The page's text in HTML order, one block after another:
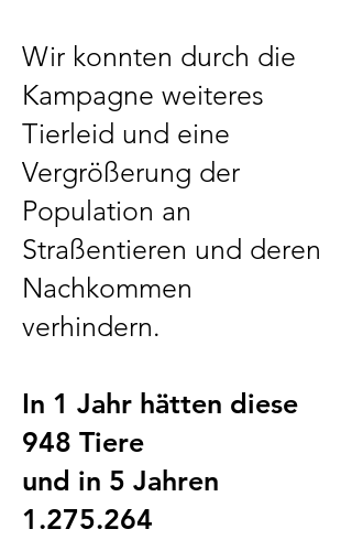
Wir konnten durch die
Kampagne weiteres
Tierleid und eine
Vergrößerung der
Population an
Straßentieren und deren
Nachkommen
verhindern.
In 1 Jahr hätten diese
948 Tiere
und in 5 Jahren
1.275.264